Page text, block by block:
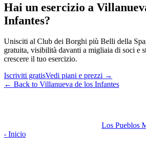
Hai un esercizio a
Infantes?
Unisciti al Club dei Borghi più Belli della
gratuita, visibilità davanti a migliaia di soci e
crescere il tuo esercizio.
Iscriviti gratisVedi piani e prezzi →
← Back to Villanueva de los Infantes
Los Pueblos
- Inicio